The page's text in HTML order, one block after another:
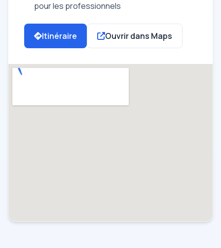
pour les professionnels
Itinéraire Ouvrir dans Maps